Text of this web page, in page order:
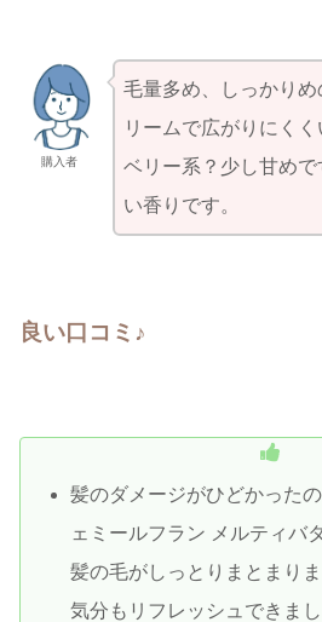
購入者
毛量多め、しっかり
リームで広がりにく
ベリー系？少し甘め
い香りです。
良い口コミ ♪
髪のダメージがひどかった
ェミールフラン メルティバ
髪の毛がしっとりまとまり
気分もリフレッシュできまし